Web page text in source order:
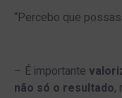
“Percebo que
– É importante
não só o resultado,